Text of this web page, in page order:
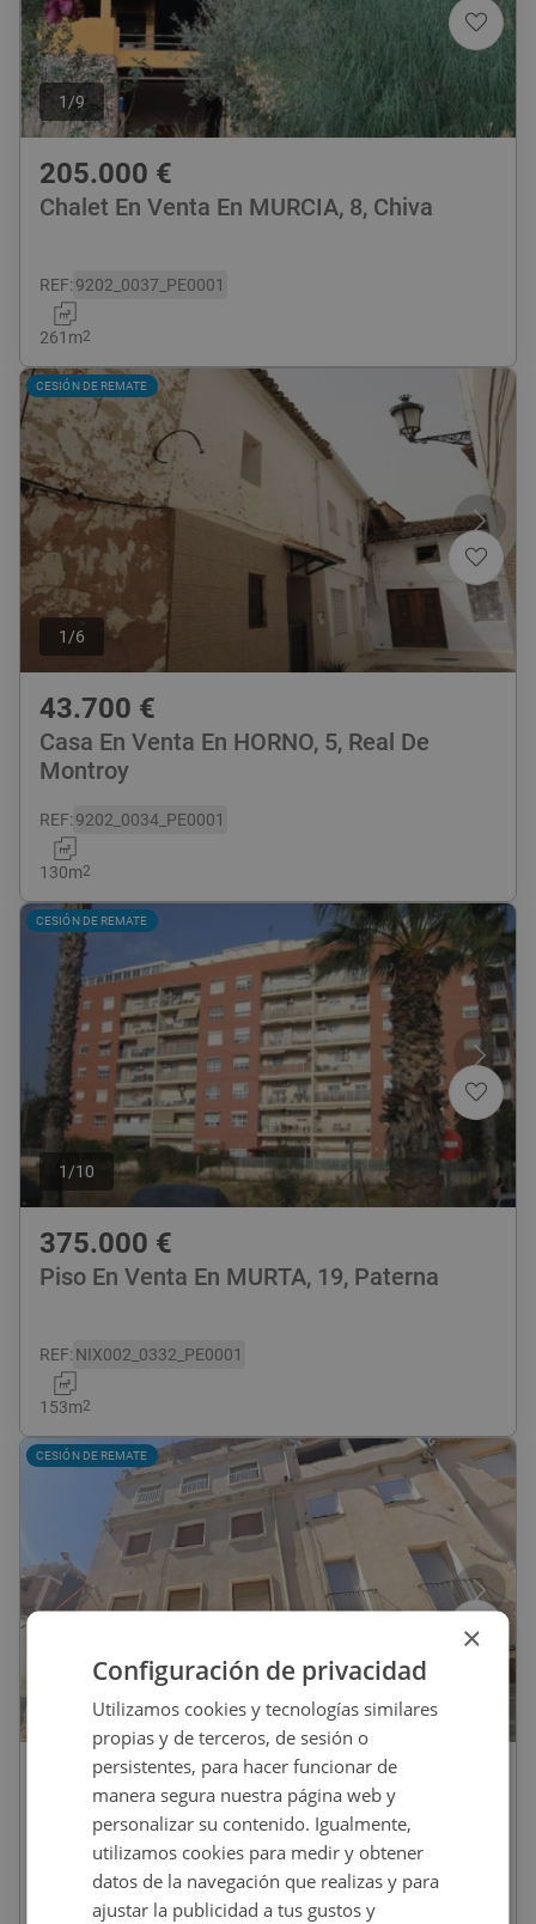
1 /9
205.000 €
Chalet En Venta En MURCIA, 8, Chiva
REF:9202_0037_PE0001
261 m2
1 /6
CESIÓN DE REMATE
43.700 €
Casa En Venta En HORNO, 5, Real De
Montroy
REF:9202_0034_PE0001
130m2
1 /10
CESIÓN DE REMATE
375.000 €
Piso En Venta En MURTA, 19, Paterna
REF:NIX002_0332_PE0001
153m2
CESIÓN DE REMATE
47.500€
Piso En Venta En ERETA DE PEÑA, 68,
Bocairent
9202_0032_PE0001
×
Configuración de privacidad
Utilizamos cookies y tecnologías similares
propias y de terceros, de sesión o
persistentes, para hacer funcionar de
manera segura nuestra página web y
personalizar su contenido. Igualmente,
utilizamos cookies para medir y obtener
datos de la navegación que realizas y para
ajustar la publicidad a tus gustos y